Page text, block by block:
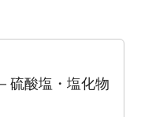
硫酸塩・塩化物